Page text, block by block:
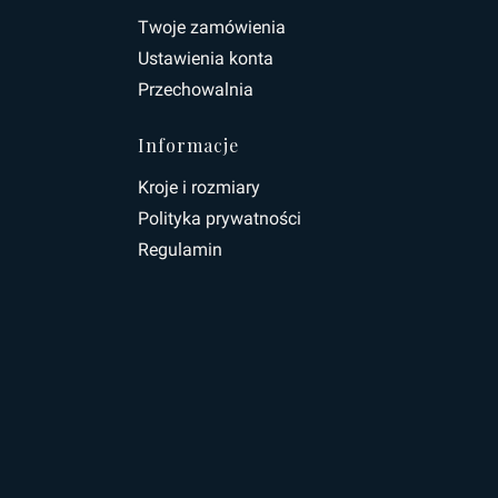
Twoje zamówienia
Ustawienia konta
Przechowalnia
Informacje
Kroje i rozmiary
Polityka prywatności
Regulamin